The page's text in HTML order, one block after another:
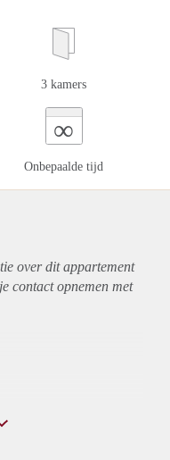
3 kamers
∞
Onbepaalde tijd
over ditappartement
contact opnemen met